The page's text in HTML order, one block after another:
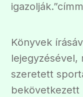
Könyvek
szeretett
bekövetkezett